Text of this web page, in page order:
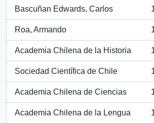
Bascuñan Edwards, Carlos
, 1 resultados
Roa, Armando
, 1 resultados
Academia Chilena de la Historia
, 1 resultados
Sociedad Científica de Chile
, 1 resultados
Academia Chilena de Ciencias
, 1 resultados
Academia Chilena de la Lengua
, 1 resultados